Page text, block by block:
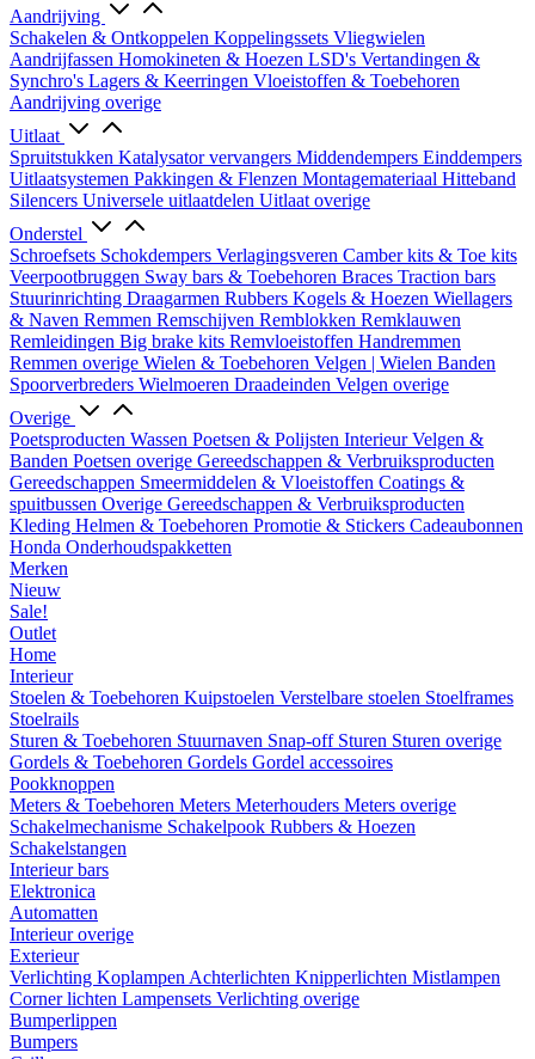
Aandrijving
Schakelen & Ontkoppelen Koppelingssets Vliegwielen
Aandrijfassen Homokineten & Hoezen LSD's Vertandingen &
Synchro's Lagers & Keerringen Vloeistoffen & Toebehoren
Aandrijving overige
Uitlaat
Spruitstukken Katalysator vervangers Middendempers Einddempers
Uitlaatsystemen Pakkingen & Flenzen Montagemateriaal Hitteband
Silencers Universele uitlaatdelen Uitlaat overige
Onderstel
Schroefsets Schokdempers Verlagingsveren Camber kits & Toe kits
Veerpootbruggen Sway bars & Toebehoren Braces Traction bars
Stuurinrichting Draagarmen Rubbers Kogels & Hoezen Wiellagers
& Naven Remmen Remschijven Remblokken Remklauwen
Remleidingen Big brake kits Remvloeistoffen Handremmen
Remmen overige Wielen & Toebehoren Velgen | Wielen Banden
Spoorverbreders Wielmoeren Draadeinden Velgen overige
Overige
Poetsproducten Wassen Poetsen & Polijsten InterieurVelgen &
Banden Poetsen overige Gereedschappen & Verbruiksproducten
Gereedschappen Smeermiddelen & Vloeistoffen Coatings &
spuitbussen Overige Gereedschappen & Verbruiksproducten
Kleding Helmen & Toebehoren Promotie & Stickers Cadeaubonnen
Honda Onderhoudspakketten
Merken
Nieuw
Sale!
Outlet
Home
Interieur
Stoelen & Toebehoren Kuipstoelen Verstelbare stoelen Stoelframes
Stoelrails
Sturen & Toebehoren Stuurnaven Snap-off Sturen Sturen overige
Gordels & Toebehoren Gordels Gordel accessoires
Pookknoppen
Meters & Toebehoren Meters Meterhouders Meters overige
Schakelmechanisme Schakelpook Rubbers & Hoezen
Schakelstangen
Interieur bars
Elektronica
Automatten
Interieur overige
Exterieur
Verlichting Koplampen Achterlichten Knipperlichten Mistlampen
Corner lichten Lampensets Verlichting overige
Bumperlippen
Bumpers